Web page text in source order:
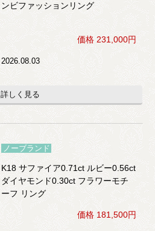
ンビファッションリング
価格 231,000円
2026.08.03
詳しく見る
ノーブランド
K18 サファイア0.71ct ルビー0.56ct
ダイヤモンド0.30ct フラワーモチ
ーフ リング
価格 181,500円